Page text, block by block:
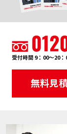
受付時間 9：00～20：
無料見